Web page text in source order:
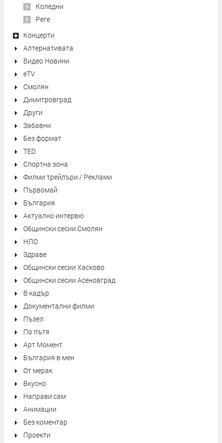
Коледни
Реге
Концерти
Алтернативата
Видео Новини
eTV
Смолян
Димитровград
Други
Забавни
Без формат
TED
Спортна зона
Филми трейлъри / Реклами
Първомай
България
Актуално интервю
Общински сесии Смолян
НЛО
Здраве
Общински сесии Хасково
Общински сесии Асеновград
В кадър
Документални филми
Пъзел
По пътя
Арт Момент
България в мен
От мерак
Вкусно
Направи сам
Анимации
Без коментар
Проекти